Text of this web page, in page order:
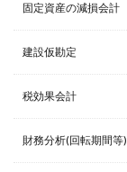
固定資産の減損会計
建設仮勘定
税効果会計
財務分析(回転期間等)